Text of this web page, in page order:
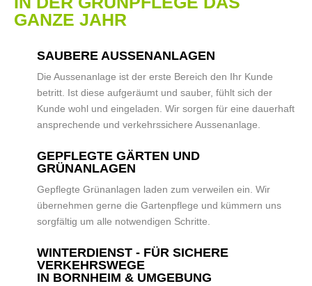
GANZE JAHR
SAUBERE AUSSENANLAGEN
Die Aussenanlage ist der erste Bereich den Ihr Kunde
betritt. Ist diese aufgeräumt und sauber, fühlt sich der
Kunde wohl und eingeladen. Wir sorgen für eine dauerhaft
ansprechende und verkehrssichere Aussenanlage.
GEPFLEGTE GÄRTEN UND
GRÜNANLAGEN
Gepflegte Grünanlagen laden zum verweilen ein. Wir
übernehmen gerne die Gartenpflege und kümmern uns
sorgfältig um alle notwendigen Schritte.
WINTERDIENST - FÜR SICHERE
VERKEHRSWEGE
IN BORNHEIM & UMGEBUNG